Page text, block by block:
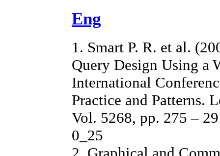
Eng
1. Smart P. R. et al.
Query Design Using a
International
Practice and Patterns.
Vol. 5268, pp. 275 –
0_25